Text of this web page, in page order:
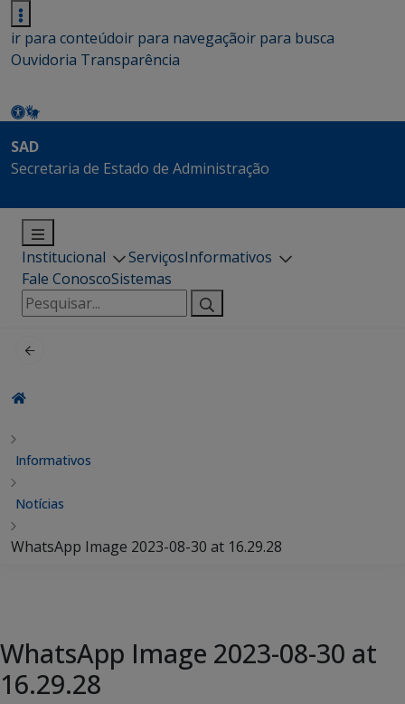
ir para conteúdoir para navegaçãoir para busca
Ouvidoria Transparência
SAD
Secretaria de Estado de Administração
Institucional ServiçosInformativos
Fale ConoscoSistemas
Pesquisar
por:
Informativos
Notícias
WhatsApp Image 2023-08-30 at 16.29.28
WhatsApp Image 2023-08-30 at
16.29.28